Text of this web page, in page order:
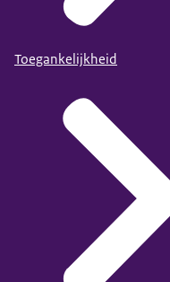
Toegankelijkheid